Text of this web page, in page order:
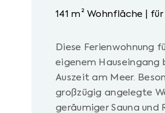
141 m² Wohnfläche |
Diese Ferienwohnung
eigenem
Auszeit am Meer.
großzügig angelegte
geräumiger Sauna und